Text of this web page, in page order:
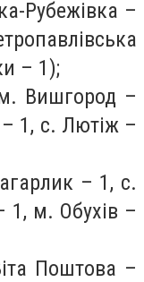
Рубежівка –
– 1);
Вишгород –
1, с. Лютіж –
– 1, с.
1, м. Обухів –
Поштова –